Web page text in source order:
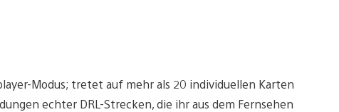
Modus; tretet auf mehr als 20 individuellen Karten
echter DRL-Strecken, die ihr aus dem Fernsehen